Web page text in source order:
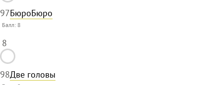
97БюроБюро
Балл: 8
8
98Две головы